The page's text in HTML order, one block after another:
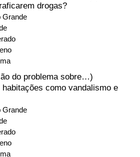
drogas?
Grande
do problema sobre…)
como vandalismo e
Grande